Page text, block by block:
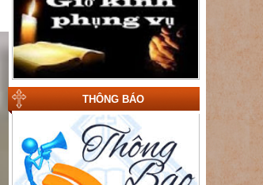
THÔNG BÁO